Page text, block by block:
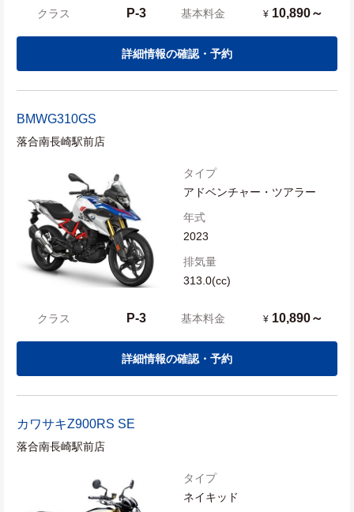
クラス P-3 基本料金 ¥ 10,890～
詳細情報の確認・予約
BMWG310GS
落合南長崎駅前店
タイプ
アドベンチャー・ツアラー
年式
2023
排気量
313.0(cc)
クラス P-3 基本料金 ¥ 10,890～
詳細情報の確認・予約
カワサキZ900RS SE
落合南長崎駅前店
タイプ
ネイキッド